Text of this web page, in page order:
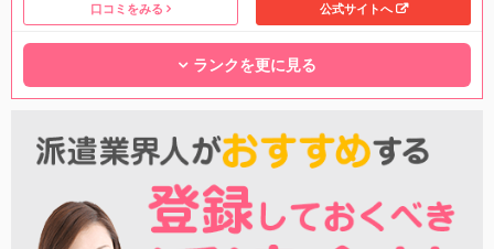
口コミをみる 公式サイトへ
ランクを更に見る